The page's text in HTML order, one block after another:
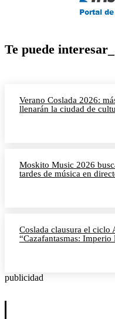
Te puede interesar_
Verano Coslada 2026:
llenarán la ciudad de
Moskito Music 2026
tardes de música en
Coslada clausura el ciclo
“Cazafantasmas: Imperio
publicidad